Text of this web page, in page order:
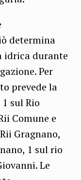
determina
idrica durante
Per
prevede la
sul Rio
Comune e
Gragnano,
1 sul rio
Le